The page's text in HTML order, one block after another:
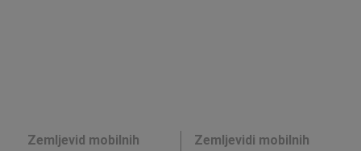
Zemljevid mobilnih
Zemljevidi mobilnih